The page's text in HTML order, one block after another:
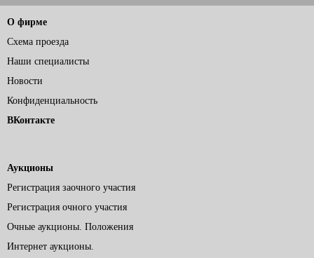
О фирме
Схема проезда
Наши специалисты
Новости
Конфиденциальность
ВКонтакте
Аукционы
Регистрация заочного участия
Регистрация очного участия
Очные аукционы. Положения
Интернет аукционы.